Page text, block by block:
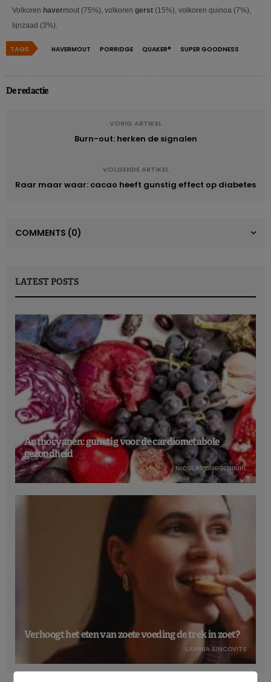
Volkoren havermout (75%), volkoren gerst (15%), volkoren quinoa (7%),
lijnzaad (3%).
TAGS HAVERMOUT PORRIDGE QUAKER® SUPER GOODNESS
De redactie
VORIG ARTIKEL
Burn-out: herken de signalen
VOLGENDE ARTIKEL
Raar maar waar: cacao heeft gunstig effect op diabetes
COMMENTS (0)
LATEST POSTS
Anthocyanen: gunstig voor de cardiometabole
gezondheid
NICOLAS GUGGENBÜHL
Verhoogt het eten van zoete voeding de trek in zoet?
LAVINIA SINCOVITS